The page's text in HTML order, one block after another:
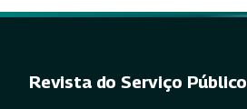
Revista do Serviço Público